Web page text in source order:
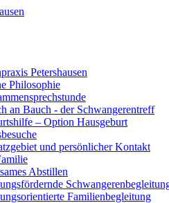
Petershausen
Philosophie
an Bauch - der Schwangerentreff
– Option Hausgeburt
und persönlicher Kontakt
Abstillen
Familienbegleitung